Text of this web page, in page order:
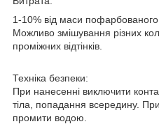
1-10% від маси
Можливо змішування різних
проміжних відтінків.
Техніка безпеки:
При нанесенні виключити
тіла, попадання всередину.
промити водою.